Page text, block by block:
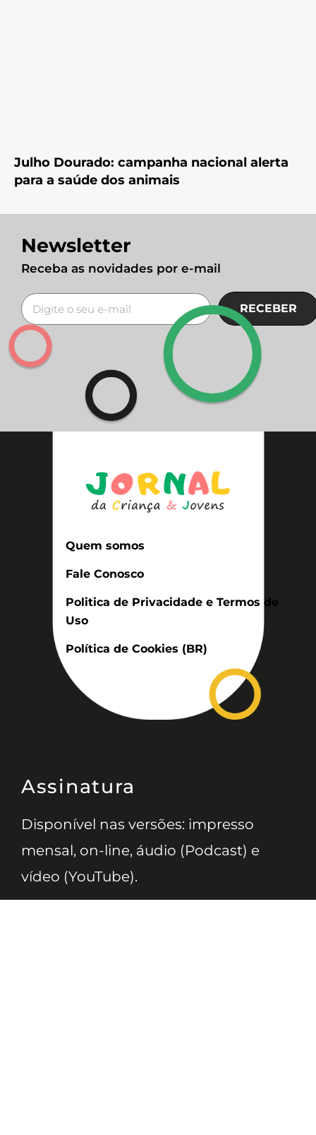
Julho Dourado: campanha nacional alerta
para a saúde dos animais
Newsletter
Receba as novidades por e-mail
RECEBER
Quem somos
Fale Conosco
Politica de Privacidade e Termos de
Uso
Política de Cookies (BR)
Assinatura
Disponível nas versões: impresso
mensal, on-line, áudio (Podcast) e
vídeo (YouTube).